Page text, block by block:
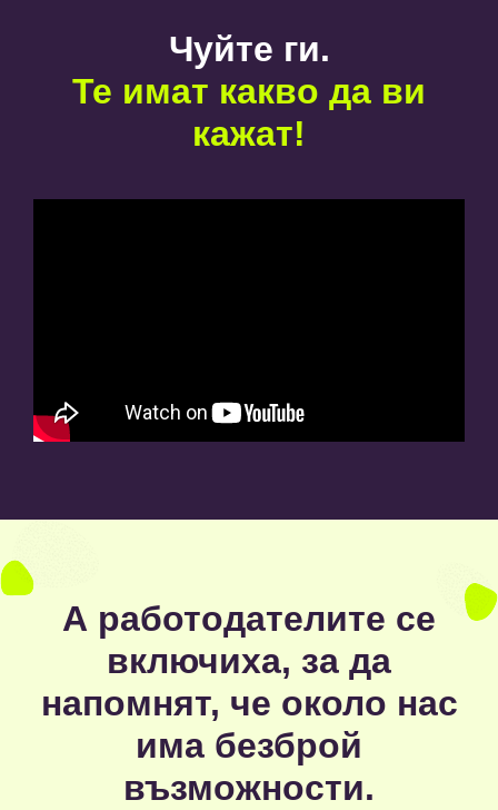
Чуйте ги.
Те имат какво да ви
кажат!
А работодателите се
включиха, за да
напомнят, че около нас
има безброй
възможности.